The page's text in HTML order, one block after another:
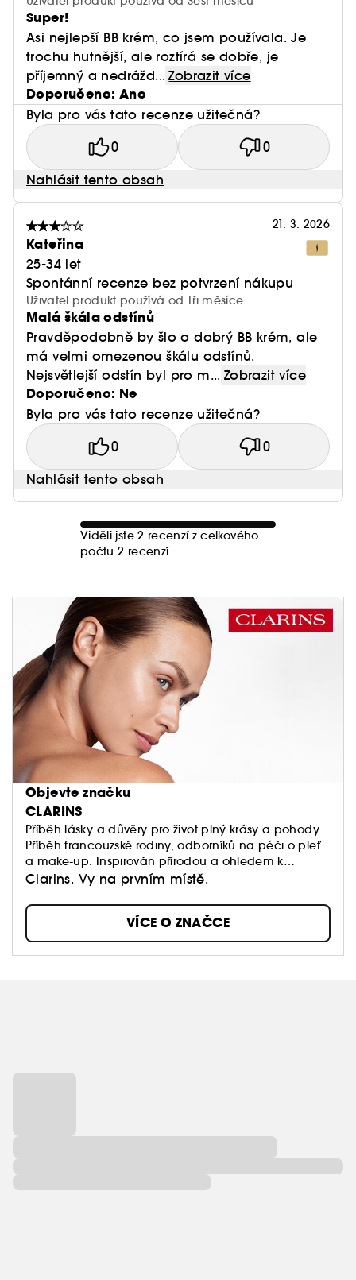
Super!
Asi nejlepší BB krém, co jsem používala. Je
trochu hutnější, ale roztírá se dobře, je
příjemný a nedrážd... Zobrazit více
Doporučeno: Ano
Byla pro vás tato recenze užitečná?
0 0
Nahlásit tento obsah
21. 3. 2026
Kateřina
25-34 let
Spontánní recenze bez potvrzení nákupu
Uživatel produkt používá od Tři měsíce
Malá škála odstínů
Pravděpodobně by šlo o dobrý BB krém, ale
má velmi omezenou škálu odstínů.
Nejsvětlejší odstín byl pro m... Zobrazit více
Doporučeno: Ne
Byla pro vás tato recenze užitečná?
0 0
Nahlásit tento obsah
Viděli jste 2 recenzí z celkového
počtu 2 recenzí.
Objevte značku
CLARINS
Příběh lásky a důvěry pro život plný krásy a pohody.
Příběh francouzské rodiny, odborníků na péči o pleť
a make-up. Inspirován přírodou a ohledem k
planetě. Naslouchá vám a přináší přizpůsobivé
Clarins. Vy na prvním místě.
VÍCE O ZNAČCE